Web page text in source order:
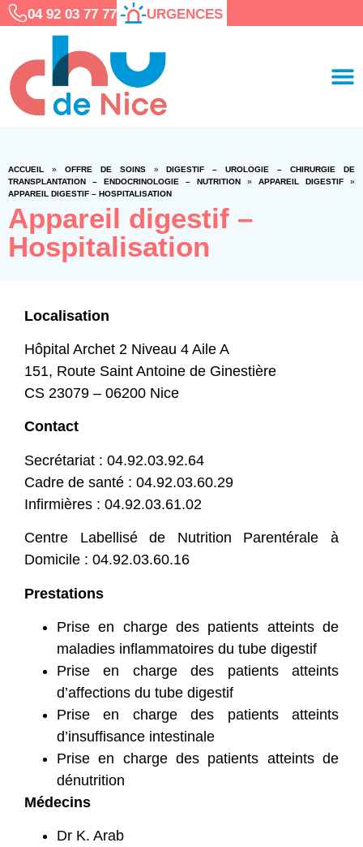
04 92 03 77 77 URGENCES
ACCUEIL » OFFRE DE SOINS»DIGESTIF – UROLOGIE – CHIRURGIE DE
TRANSPLANTATION – ENDOCRINOLOGIE – NUTRITION » APPAREIL DIGESTIF »
APPAREIL DIGESTIF – HOSPITALISATION
Appareil digestif –
Hospitalisation
Localisation
Hôpital Archet 2 Niveau 4 Aile A
151, Route Saint Antoine de Ginestière
CS 23079 – 06200 Nice
Contact
Secrétariat : 04.92.03.92.64
Cadre de santé : 04.92.03.60.29
Infirmières : 04.92.03.61.02
Centre Labellisé de Nutrition Parentérale à
Domicile : 04.92.03.60.16
Prestations
Prise en charge des patients atteints de
maladies inflammatoires du tube digestif
Prise en charge des patients atteints
d’affections du tube digestif
Prise en charge des patients atteints
d’insuffisance intestinale
Prise en charge des patients atteints de
dénutrition
Médecins
Dr K. Arab